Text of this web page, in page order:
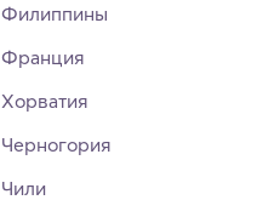
Филиппины
Франция
Хорватия
Черногория
Чили